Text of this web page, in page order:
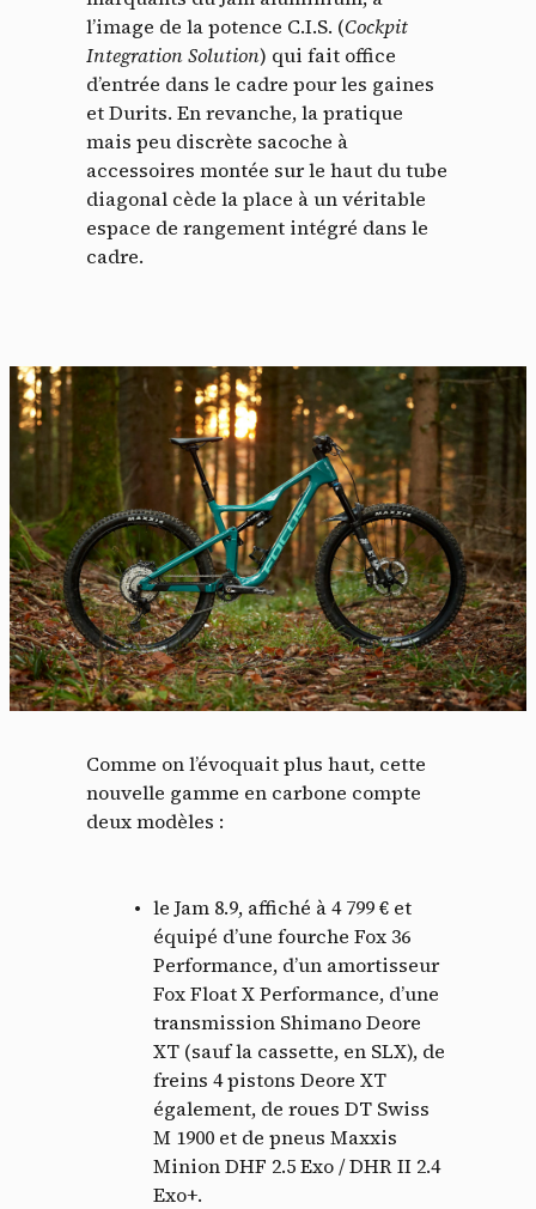
l’image de la potence C.I.S. (Cockpit
Integration Solution) qui fait office
d’entrée dans le cadre pour les gaines
et Durits. En revanche, la pratique
mais peu discrète sacoche à
accessoires montée sur le haut du tube
diagonal cède la place à un véritable
espace de rangement intégré dans le
cadre.
Comme on l’évoquait plus haut, cette
nouvelle gamme en carbone compte
deux modèles :
le Jam 8.9, affiché à 4 799 € et
équipé d’une fourche Fox 36
Performance, d’un amortisseur
Fox Float X Performance, d’une
transmission Shimano Deore
XT (sauf la cassette, en SLX), de
freins 4 pistons Deore XT
également, de roues DT Swiss
M 1900 et de pneus Maxxis
Minion DHF 2.5 Exo / DHR II 2.4
Exo+.